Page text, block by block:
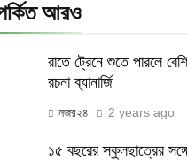
আরও
রাতে ট্রেনে শুতে পারলে
রচনা ব্যানার্জি
নজর২৪ 2 years ago
১৫ বছরের স্কুলছাত্রের সঙ্গে